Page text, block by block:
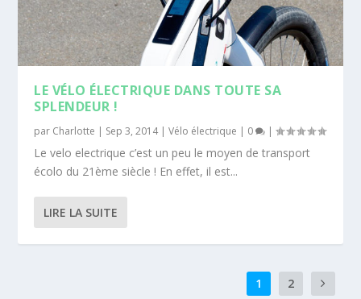
LE VÉLO ÉLECTRIQUE DANS TOUTE SA
SPLENDEUR !
par Charlotte | Sep 3, 2014|Vélo électrique | 0 |
Le velo electrique c’est un peu le moyen de transport
écolo du 21ème siècle ! En effet, il est...
LIRE LA SUITE
1 2